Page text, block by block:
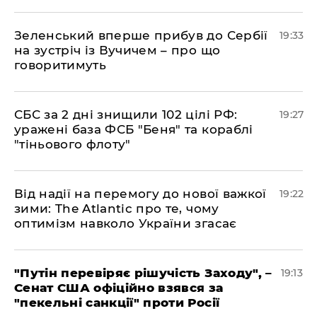
​Зеленський вперше прибув до Сербії
на зустріч із Вучичем – про що
говоритимуть
19:33
​СБС за 2 дні знищили 102 цілі РФ:
уражені база ФСБ "Беня" та кораблі
"тіньового флоту"
19:27
​Від надії на перемогу до нової важкої
зими: The Atlantic про те, чому
оптимізм навколо України згасає
19:22
​"Путін перевіряє рішучість Заходу", –
Сенат США офіційно взявся за
"пекельні санкції" проти Росії
19:13